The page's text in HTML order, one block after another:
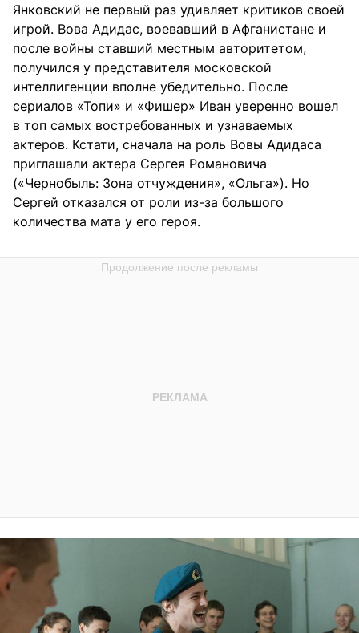
Янковский не первый раз удивляет критиков своей
игрой. Вова Адидас, воевавший в Афганистане и
после войны ставший местным авторитетом,
получился у представителя московской
интеллигенции вполне убедительно. После
сериалов «Топи» и «Фишер» Иван уверенно вошел
в топ самых востребованных и узнаваемых
актеров. Кстати, сначала на роль Вовы Адидаса
приглашали актера Сергея Романовича
(«Чернобыль: Зона отчуждения», «Ольга»). Но
Сергей отказался от роли из-за большого
количества мата у его героя.